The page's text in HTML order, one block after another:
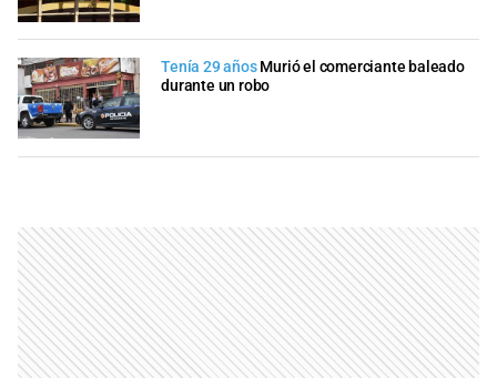
Tenía 29 años Murió el comerciante baleado
durante un robo